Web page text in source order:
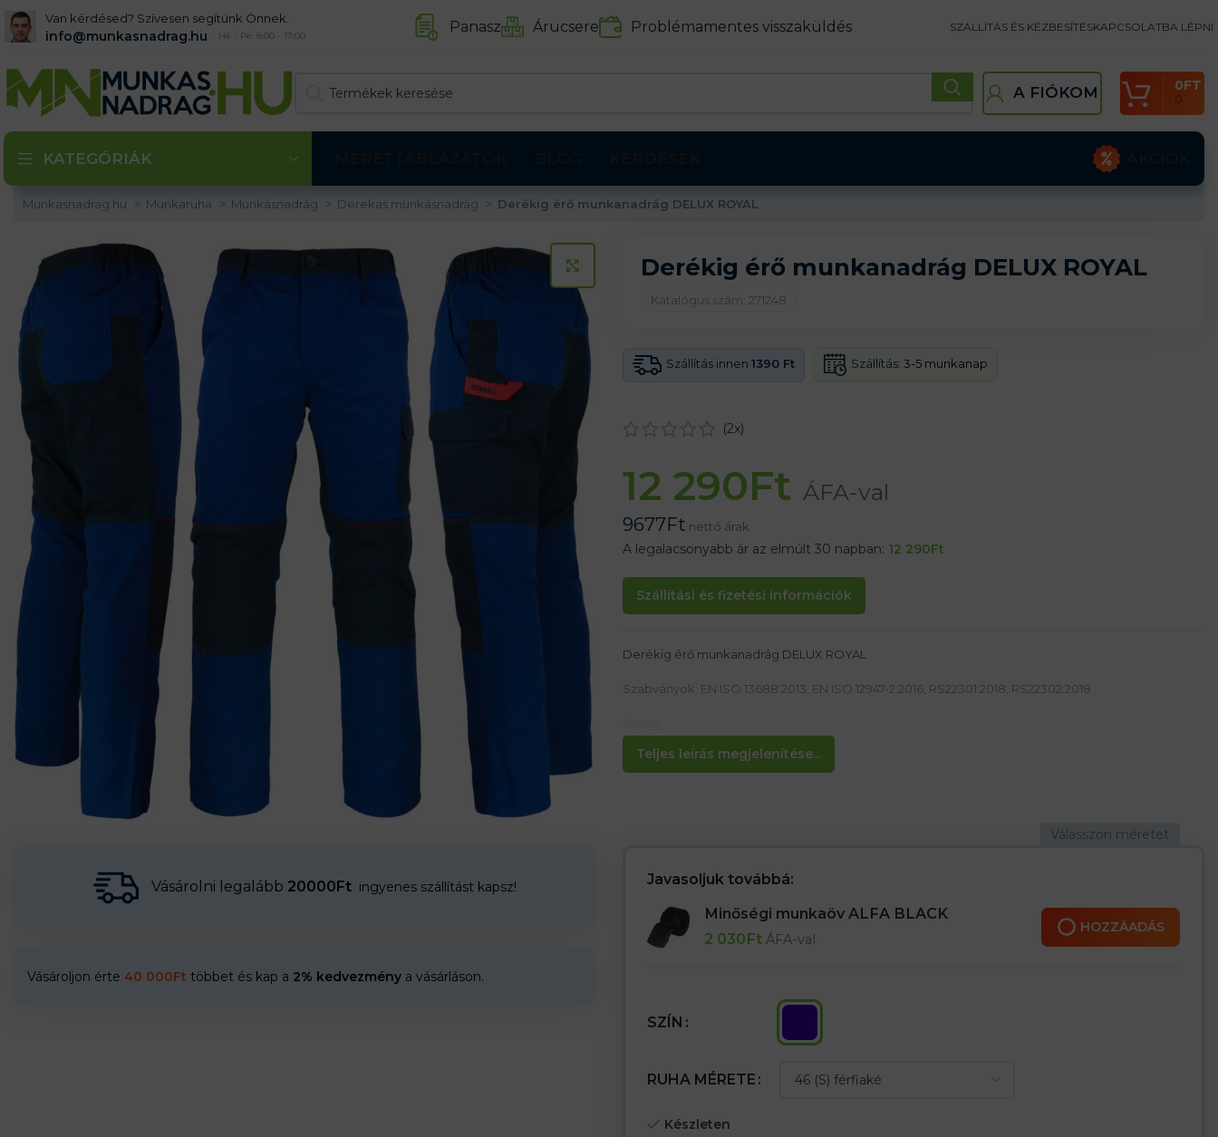
Van kérdésed? Szívesen segítünk Önnek.
info@munkasnadrag.hu Hé - Pé: 8:00 - 17:00 Panasz Árucsere Problémamentes visszaküldés SZÁLLÍTÁS ÉS KÉZBESÍTÉSKAPCSOLATBA LÉPNI
A FIÓKOM 0
0FT
KATEGÓRIÁK
Munkasnadrag.hu Munkaruha Munkásnadrág Derekas munkásnadrág Derékig érő munkanadrág DELUX ROYAL
KATTINTS A KINAGYÍTÁSHOZ
Vásárolni legalább 20000Ft ingyenes szállítást kapsz!
Vásároljon érte 40 000Ft többet és kap a 2% kedvezmény a vásárláson.
Derékig érő munkanadrág DELUX ROYAL
Katalógus szám: 271248
Szállítás innen 1390 Ft Szállítás: 3-5 munkanap
(2x)
12 290Ft ÁFA-val
9677Ft nettó árak
A legalacsonyabb ár az elmúlt 30 napban: 12 290Ft
Szállítási és fizetési információk
Teljes leírás megjelenítése...
Derékig érő munkanadrág DELUX ROYAL
Szabványok: EN ISO 13688:2013, EN ISO 12947-2:2016, RS22301:2018, RS22302:2018
100% pamut 260-270 g/m²
Jellemzők:
– Térdzsebek a térdvédők számára
Javasoljuk továbbá:
Minőségi munkaöv ALFA BLACK
2 030Ft ÁFA-val
HOZZÁADÁS
SZÍN
RUHA MÉRETE
Készleten